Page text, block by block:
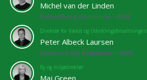
Michel van der Linden
Kalundborg Kommune - 4108
Direktør for Vækst og Udviklingsforvaltningen
Peter Albeck Laursen
Jammerbugt Kommune - 4068
By og miljødirektør
Maj Green